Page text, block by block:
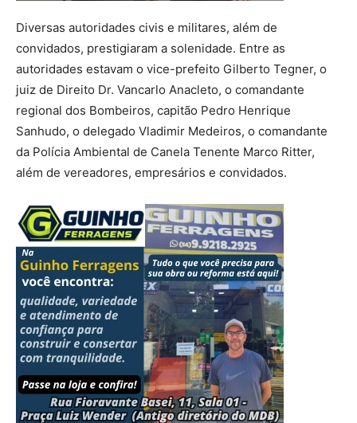
Diversas autoridades civis e militares, além de
convidados, prestigiaram a solenidade. Entre as
autoridades estavam o vice-prefeito Gilberto Tegner, o
juiz de Direito Dr. Vancarlo Anacleto, o comandante
regional dos Bombeiros, capitão Pedro Henrique
Sanhudo, o delegado Vladimir Medeiros, o comandante
da Polícia Ambiental de Canela Tenente Marco Ritter,
além de vereadores, empresários e convidados.